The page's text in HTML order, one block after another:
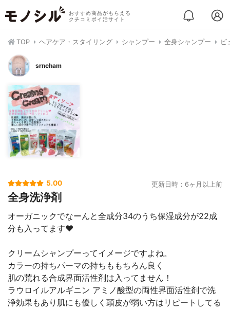
おすすめ商品がもらえる
クチコミポイ活サイト
TOP ヘアケア・スタイリング シャンプー 全身シャンプー ビ
srncham
5.00 更新日時：6ヶ月以上前
全身洗浄剤
オーガニックでなーんと全成分34のうち保湿成分が22成
分も入ってます❤︎
クリームシャンプーってイメージですよね。
カラーの持ちパーマの持ちももちろん良く
肌の荒れる合成界面活性剤は入ってません！
ラウロイルアルギニン アミノ酸型の両性界面活性剤で洗
浄効果もあり肌にも優しく頭皮が弱い方はリピートしてる